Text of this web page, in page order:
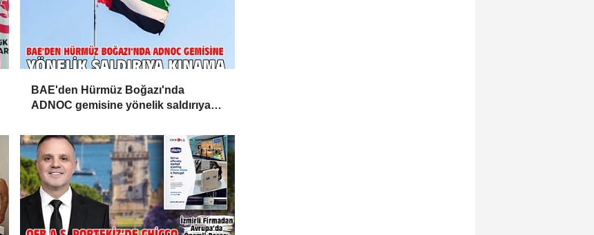
BAE'den Hürmüz Boğazı'nda
ADNOC gemisine yönelik saldırıya